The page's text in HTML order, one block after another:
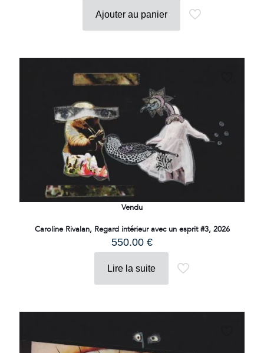
Ajouter au panier
Vendu
Caroline Rivalan, Regard intérieur avec un esprit #3, 2026
550.00 €
Lire la suite